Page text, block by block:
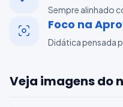
Sempre alinhado
Foco na
Didática pensada
Veja imagens do